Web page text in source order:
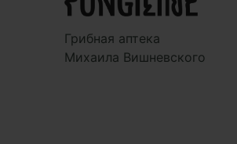
Грибная аптека
Михаила Вишневского